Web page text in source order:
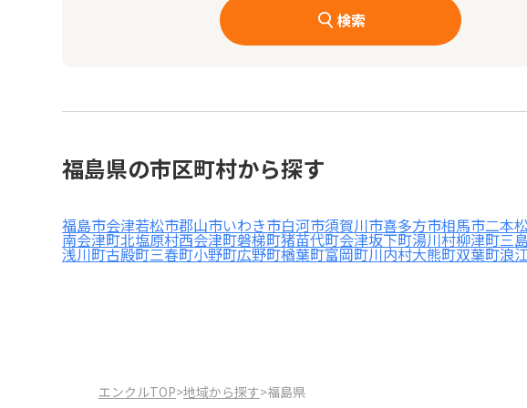
検索
福島県の市区町村から探す
福島市会津若松市郡山市いわき市白河市須賀川市喜多方市相馬市二本
南会津町北塩原村西会津町磐梯町猪苗代町会津坂下町湯川村柳津町三
浅川町古殿町三春町小野町広野町楢葉町富岡町川内村大熊町双葉町浪
エンクルTOP>地域から探す>福島県